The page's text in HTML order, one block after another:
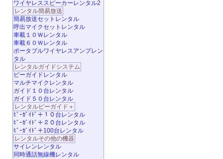
ワイヤレススピーカーレンタル2
レンタル簡易放送
簡易放送セットレンタル
呼出マイクセットレンタル
車載１０Ｗレンタル
車載６０Ｗレンタル
ポータブルワイヤレスアンプレン
タル
レンタルガイドシステム
ビーガイドレンタル
マルチマイクレンタル
ガイド１０台レンタル
ガイド５０台レンタル
レンタルビーガイド＋
ﾋﾞｰｶﾞｲﾄﾞ＋１０台レンタル
ﾋﾞｰｶﾞｲﾄﾞ＋２０台レンタル
ﾋﾞｰｶﾞｲﾄﾞ＋100台レンタル
レンタルその他の機器
サイレンレンタル
同時通話無線機レンタル